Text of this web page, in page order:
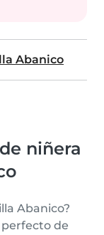
Abanico
niñera
Abanico?
de